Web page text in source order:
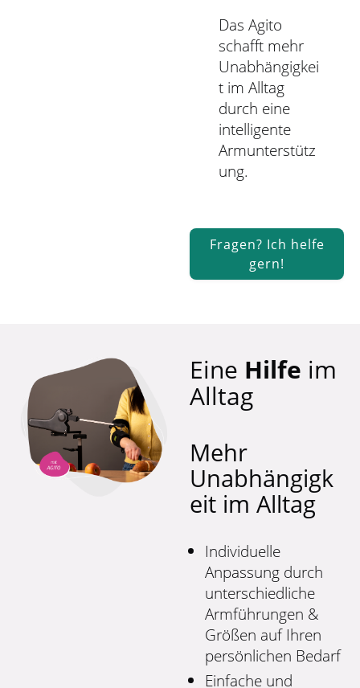
Das Agito
schafft mehr
Unabhängigkei
t im Alltag
durch eine
intelligente
Armunterstütz
ung.
Fragen? Ich helfe
gern!
Eine Hilfe im
Alltag
Mehr
Unabhängigk
eit im Alltag
Individuelle
Anpassung durch
unterschiedliche
Armführungen &
Größen auf Ihren
persönlichen Bedarf
Einfache und